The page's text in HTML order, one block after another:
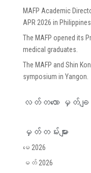
MAFP Academic
APR 2026 in Philippines.
The MAFP opened its
medical graduates.
The MAFP and Shin
symposium in Yangon.
လတ်တ‌လော မှတ်ချက်
မှတ်တမ်းများ
မေ 2026
မတ် 2026